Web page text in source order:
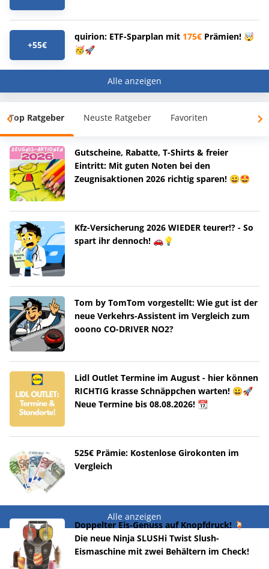
+55€
quirion: ETF-Sparplan mit 175€ Prämien! 🤯
🥳🚀
Alle anzeigen
Top Ratgeber Neuste Ratgeber Favoriten
Gutscheine, Rabatte, T-Shirts & freier
Eintritt: Mit guten Noten bei den
Zeugnisaktionen 2026 richtig sparen! 😀🤩
Kfz-Versicherung 2026 WIEDER teurer!? - So
spart ihr dennoch! 🚗💡
Tom by TomTom vorgestellt: Wie gut ist der
neue Verkehrs-Assistent im Vergleich zum
ooono CO-DRIVER NO2?
Lidl Outlet Termine im August - hier können
RICHTIG krasse Schnäppchen warten! 😀🚀
Neue Termine bis 08.08.2026! 📆
525€ Prämie: Kostenlose Girokonten im
Vergleich
Alle anzeigen
Doppelter Eis-Genuss auf Knopfdruck! 🍹
Die neue Ninja SLUSHi Twist Slush-
Eismaschine mit zwei Behältern im Check!